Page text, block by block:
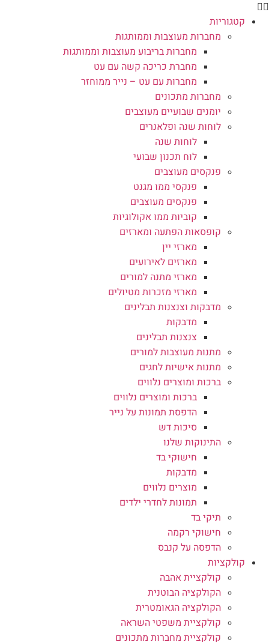
קטגוריות
מחברות מעוצבות וממותגות
מחברות בריבוע מעוצבות וממותגות
מחברת כריכה קשה עם עט
מחברות עם עט – נייר ממוחזר
מחברות מתכונים
יומנים שבועיים מעוצבים
לוחות שנה ופלאנרים
לוחות שנה
לוח תכנון שבועי
פנקסים מעוצבים
פנקסי ממו מגנט
פנקסים מעוצבים
קוביות ממו אקולוגיות
קופסאות הפתעה ומארזים
מארזי יין
מארזים לאירועים
מארזי מתנה למורים
מארזי מזכרות מטיולים
מדבקות וצנצנות תבלינים
מדבקות
צנצנות תבלינים
מתנות מעוצבות למורים
מתנות אישיות לחגים
ברכות ומוצרים נלווים
ברכות ומוצרים נלווים
הדפסת תמונות על נייר
סיכות דש
התינוקות שלנו
חישוקי בד
מדבקות
מוצרים נלווים
תמונות לחדרי ילדים
תיקי בד
חישוקי רקמה
הדפסה על קנבס
קולקציות
קולקציית אהבה
הקולקציה הבוטנית
הקולקציה הגאומטרית
קולקציית משפטי השראה
קולקציית מחברות מתכונים